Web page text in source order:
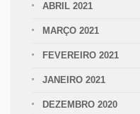
ABRIL 2021
MARÇO 2021
FEVEREIRO 2021
JANEIRO 2021
DEZEMBRO 2020